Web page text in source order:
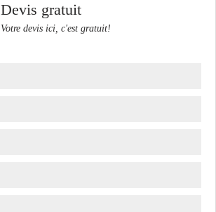
Devis gratuit
Votre devis ici, c'est gratuit!